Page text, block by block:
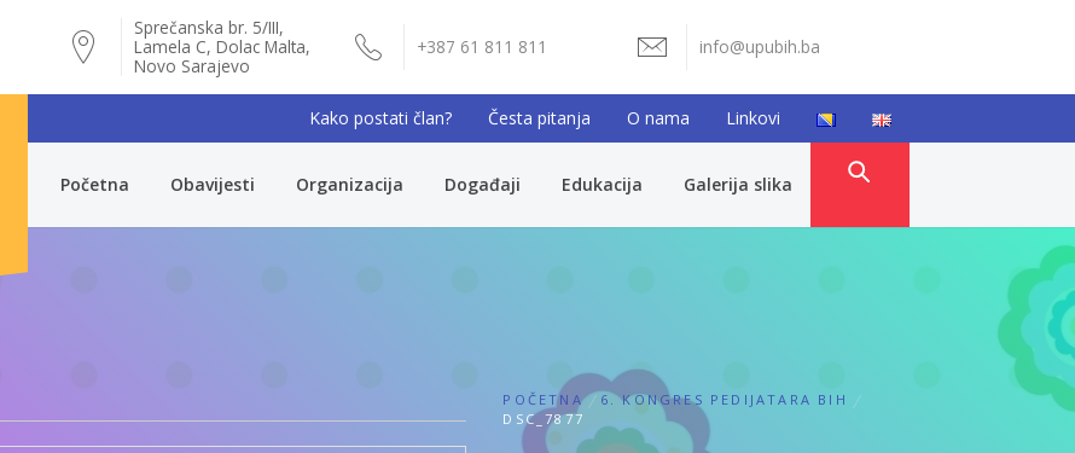
Sprečanska br. 5/III,
Lamela C, Dolac Malta,
Novo Sarajevo
+387 61 811 811 info@upubih.ba
Kako postati član? Česta pitanja O nama Linkovi
Početna Obavijesti Organizacija Događaji Edukacija Galerija slika
POČETNA
6. KONGRES PEDIJATARA BIH
DSC_7877